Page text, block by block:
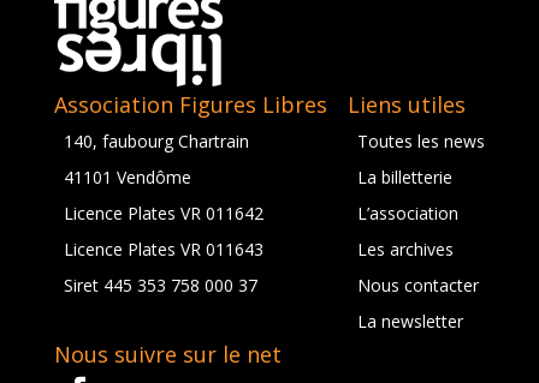
Association Figures Libres
140, faubourg Chartrain
41101 Vendôme
Licence Plates VR 011642
Licence Plates VR 011643
Siret 445 353 758 000 37
Liens utiles
Toutes les news
La billetterie
L’association
Les archives
Nous contacter
La newsletter
Nous suivre sur le net